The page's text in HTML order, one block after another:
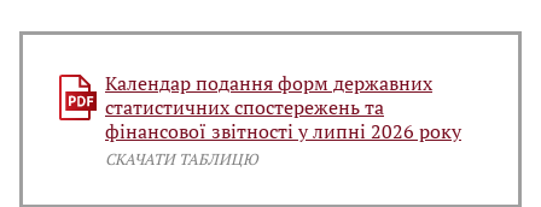
Календар подання форм державних
статистичних спостережень та
фінансової звітності у липні 2026 року
СКАЧАТИ ТАБЛИЦЮ